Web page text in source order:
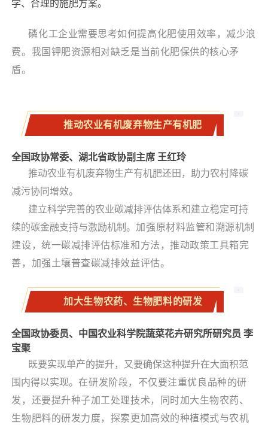
学、合理的施肥方案。
磷化工企业需要思考如何提高化肥使用效率，减少浪
费。我国钾肥资源相对缺乏是当前化肥保供的核心矛
盾。
推动农业有机废弃物生产有机肥
全国政协常委、湖北省政协副主席 王红玲
推动农业有机废弃物生产有机肥还田，助力农村降碳
减污协同增效。
建立科学完善的农业碳减排评估体系和建立稳定可持
续的碳金融支持与激励机制。 加强原材料监管和溯源机制
建设，统一碳减排评估标准和方法，推动政策工具箱完
善，加强土壤普查碳减排效益评估。
加大生物农药、生物肥料的研发
全国政协委员、中国农业科学院蔬菜花卉研究所研究员 李
宝聚
既要实现单产的提升，又要确保这种提升在大面积范
围内得以实现。在研发阶段，不仅要注重优良品种的研
发，还要提升种子加工处理技术，同时加大生物农药、
生物肥料的研发力度，探索更加高效的种植模式与农机